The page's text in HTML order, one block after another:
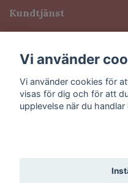
Kundtjänst
Sociala medier
©
Vi använder
Vi använder cookies för
visas för dig och för att
upplevelse när du